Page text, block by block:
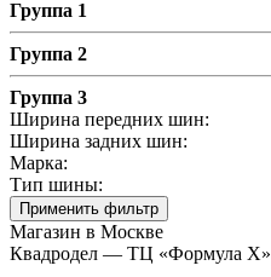
Группа 1
Группа 2
Группа 3
Ширина передних шин:
Ширина задних шин:
Марка:
Тип шины:
Применить фильтр
Магазин в Москве
Квадродел — ТЦ «Формула Х»